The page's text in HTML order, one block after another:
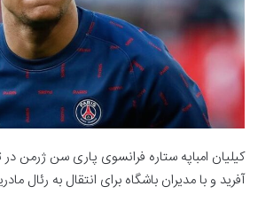
کیلیان امباپه ستاره فرانسوی پاری سن ژرمن
آفرید و با مدیران باشگاه برای انتقال به رئال